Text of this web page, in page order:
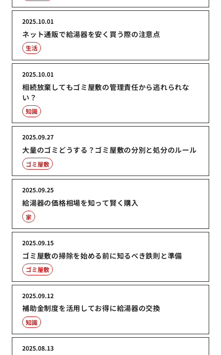
ネット通販で給湯器を安く買う際の注意点
2025.10.01
生活
相続放棄してもゴミ屋敷の管理責任から逃れられな
い？
2025.10.01
知識
大量のゴミどうする？ゴミ屋敷の分別と処分のルール
2025.09.27
ゴミ屋敷
給湯器の価格相場を知って賢く購入
2025.09.25
家
ゴミ屋敷の掃除を始める前に知るべき鉄則と準備
2025.09.15
ゴミ屋敷
補助金制度を活用してお得に給湯器の交換
2025.09.12
知識
2025.08.13